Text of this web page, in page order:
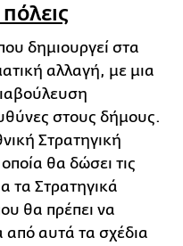
δημιουργεί στα
αλλαγή, με μια
στους δήμους.
Στρατηγική
θα δώσει τις
τα Στρατηγικά
θα πρέπει να
αυτά τα σχέδια